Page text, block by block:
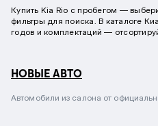
Купить Kia Rio с пробегом —
фильтры для поиска. В каталоге
годов и комплектаций —
НОВЫЕ АВТО
Автомобили из салона от